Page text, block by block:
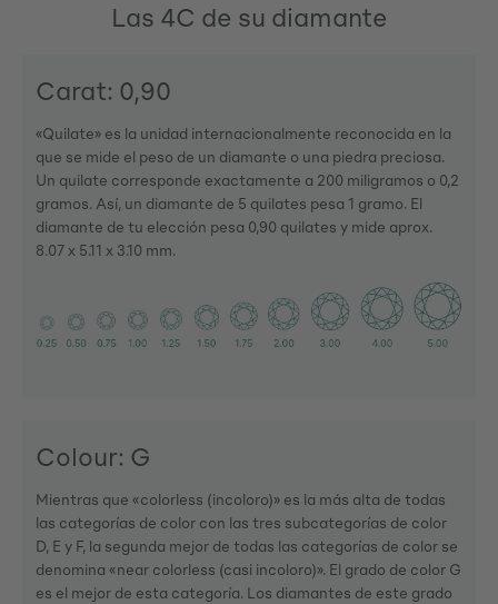
Las 4C de su diamante
Carat: 0,90
«Quilate» es la unidad internacionalmente reconocida en la
que se mide el peso de un diamante o una piedra preciosa.
Un quilate corresponde exactamente a 200 miligramos o 0,2
gramos. Así, un diamante de 5 quilates pesa 1 gramo. El
diamante de tu elección pesa 0,90 quilates y mide aprox.
8.07 x 5.11 x 3.10 mm.
Colour: G
Mientras que «colorless (incoloro)» es la más alta de todas
las categorías de color con las tres subcategorías de color
D, E y F, la segunda mejor de todas las categorías de color se
denomina «near colorless (casi incoloro)». El grado de color G
es el mejor de esta categoría. Los diamantes de este grado